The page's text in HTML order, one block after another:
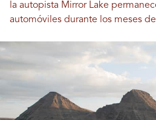
la autopista Mirror Lake
automóviles durante los meses